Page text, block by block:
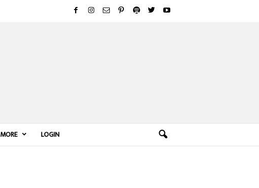
MORE LOGIN